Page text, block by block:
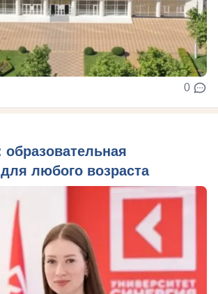
0
образовательная
любого возраста